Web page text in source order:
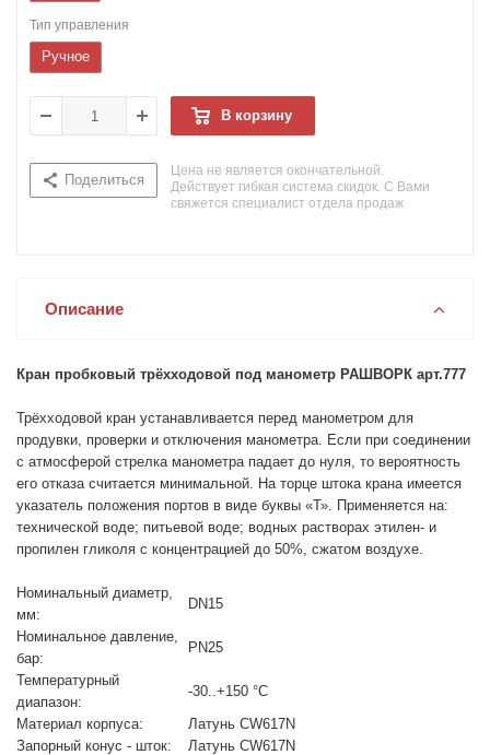
Тип управления
Ручное
В корзину
Поделиться
Цена не является окончательной.
Действует гибкая система скидок. С Вами
свяжется специалист отдела продаж
Описание
Кран пробковый трёхходовой под манометр РАШВОРК арт.777
Трёхходовой кран устанавливается перед манометром для
продувки, проверки и отключения манометра. Если при соединении
с атмосферой стрелка манометра падает до нуля, то вероятность
его отказа считается минимальной. На торце штока крана имеется
указатель положения портов в виде буквы «Т». Применяется на:
технической воде; питьевой воде; водных растворах этилен- и
пропилен гликоля с концентрацией до 50%, сжатом воздухе.
Номинальный диаметр,
мм:
DN15
Номинальное давление,
бар:
PN25
Температурный
диапазон:
-30..+150 °С
Материал корпуса:
Латунь CW617N
Запорный конус - шток:
Латунь CW617N